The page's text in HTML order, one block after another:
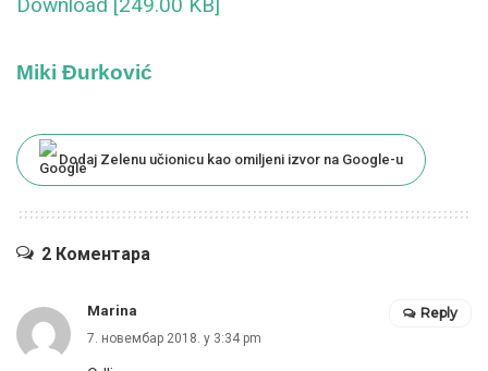
Download [249.00 KB]
Miki Đurković
Dodaj Zelenu učionicu kao omiljeni izvor na Google-u
2 Коментара
Marina
7. новембар 2018. у 3:34 pm
Reply